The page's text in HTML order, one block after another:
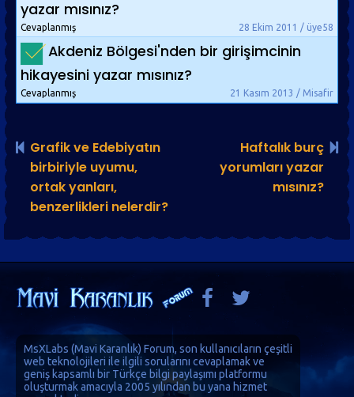
yazar mısınız?
28 Ekim 2011 / üye58
Cevaplanmış
Akdeniz Bölgesi'nden bir girişimcinin
hikayesini yazar mısınız?
21 Kasım 2013 / Misafir
Cevaplanmış
Grafik ve Edebiyatın
birbiriyle uyumu,
ortak yanları,
benzerlikleri nelerdir?
Haftalık burç
yorumları yazar
mısınız?
MsXLabs (Mavi Karanlık) Forum, son kullanıcıların çeşitli
web teknolojileri ile ilgili sorularını cevaplamak ve
geniş kapsamlı bir Türkçe bilgi paylaşımı platformu
oluşturmak amacıyla 2005 yılından bu yana hizmet